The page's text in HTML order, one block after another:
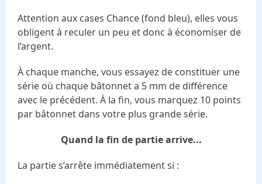
Attention aux cases Chance (fond bleu), elles vous
obligent à reculer un peu et donc à économiser de
l’argent.
À chaque manche, vous essayez de constituer une
série où chaque bâtonnet a 5 mm de différence
avec le précédent. À la fin, vous marquez 10 points
par bâtonnet dans votre plus grande série.
Quand la fin de partie arrive...
La partie s’arrête immédiatement si :